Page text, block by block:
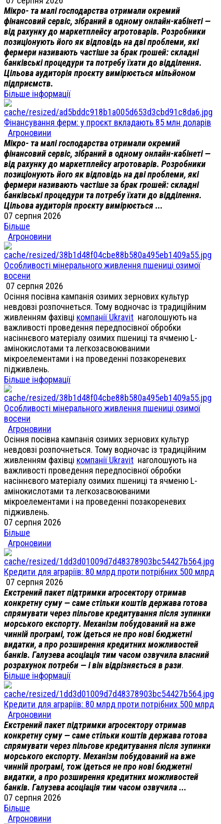
Мікро- та малі господарства отримали окремий
фінансовий сервіс, зібраний в одному онлайн-кабінеті —
від рахунку до маркетплейсу агротоварів. Розробники
позиціонують його як відповідь на дві проблеми, які
фермери називають частіше за брак грошей: складні
банківські процедури та потребу їхати до відділення.
Цільова аудиторія проєкту вимірюється мільйоном
підприємств.
Більше інформації
Фінансування ферм: у проєкт вкладають 85 млн доларів
Агроновини
Мікро- та малі господарства отримали окремий
фінансовий сервіс, зібраний в одному онлайн-кабінеті —
від рахунку до маркетплейсу агротоварів. Розробники
позиціонують його як відповідь на дві проблеми, які
фермери називають частіше за брак грошей: складні
банківські процедури та потребу їхати до відділення.
Цільова аудиторія проєкту вимірюється ...
07 серпня 2026
Більше
Агроновини
Особливості мінерального живлення пшениці озимої
восени
07 серпня 2026
Осіння посівна кампанія озимих зернових культур
невдовзі розпочнеться. Тому водночас із традиційним
живленням фахівці компанії Ukravit наголошують на
важливості проведення передпосівної обробки
насіннєвого матеріалу озимих пшениці та ячменю L-
амінокислотами та легкозасвоюваними
мікроелементами і на проведенні позакореневих
підживлень.
Більше інформації
Особливості мінерального живлення пшениці озимої
восени
Агроновини
Осіння посівна кампанія озимих зернових культур
невдовзі розпочнеться. Тому водночас із традиційним
живленням фахівці компанії Ukravit наголошують на
важливості проведення передпосівної обробки
насіннєвого матеріалу озимих пшениці та ячменю L-
амінокислотами та легкозасвоюваними
мікроелементами і на проведенні позакореневих
підживлень.
07 серпня 2026
Більше
Агроновини
Кредити для аграріїв: 80 млрд проти потрібних 500 млрд
07 серпня 2026
Екстрений пакет підтримки агросектору отримав
конкретну суму — саме стільки коштів держава готова
спрямувати через пільгове кредитування після зупинки
морського експорту. Механізм побудований на вже
чинній програмі, тож ідеться не про нові бюджетні
видатки, а про розширення кредитних можливостей
банків. Галузева асоціація тим часом озвучила власний
розрахунок потреби — і він відрізняється в рази.
Більше інформації
Кредити для аграріїв: 80 млрд проти потрібних 500 млрд
Агроновини
Екстрений пакет підтримки агросектору отримав
конкретну суму — саме стільки коштів держава готова
спрямувати через пільгове кредитування після зупинки
морського експорту. Механізм побудований на вже
чинній програмі, тож ідеться не про нові бюджетні
видатки, а про розширення кредитних можливостей
банків. Галузева асоціація тим часом озвучила ...
07 серпня 2026
Більше
Агроновини